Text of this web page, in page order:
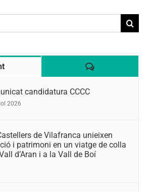
Comentaris
candidatura CCCC
2026
de Vilafranca unieixen
i patrimoni en un viatge de colla
d’Aran i a la Vall de Boí